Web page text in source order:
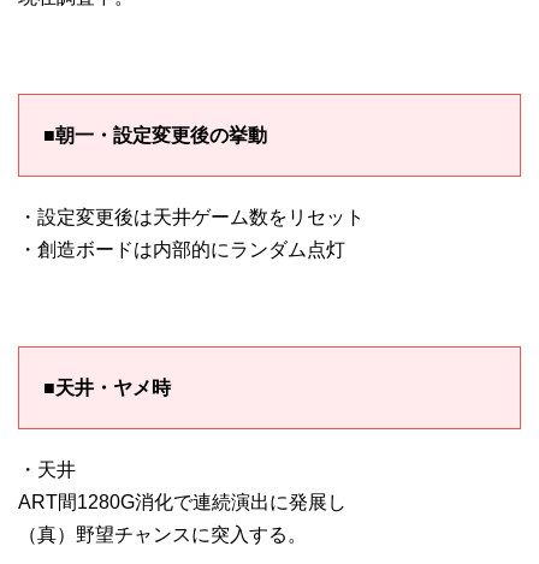
■朝一・設定変更後の挙動
・設定変更後は天井ゲーム数をリセット
・創造ボードは内部的にランダム点灯
■天井・ヤメ時
・天井
ART間1280G消化で連続演出に発展し
（真）野望チャンスに突入する。